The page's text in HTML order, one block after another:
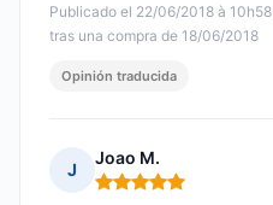
Publicado el 22/06/2018 à 10h58
tras una compra de 18/06/2018
Opinión traducida
J
Joao M.
Nota: 5 de 5